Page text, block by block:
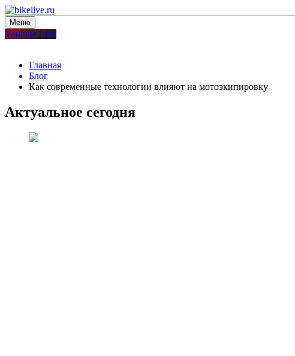
Перейти
к
содержимому
bikelive.ru
блог про мотоциклы
Меню
Youtube Live
Главная
Блог
Как современные технологии влияют на мотоэкипировку
Актуальное сегодня